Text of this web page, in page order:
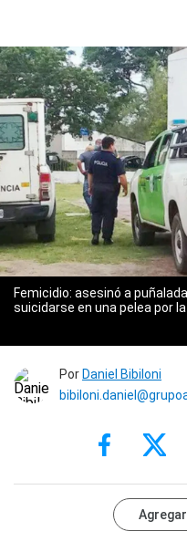
Femicidio: asesinó a
suicidarse en una pelea por
Por Daniel Bibiloni
Agregar